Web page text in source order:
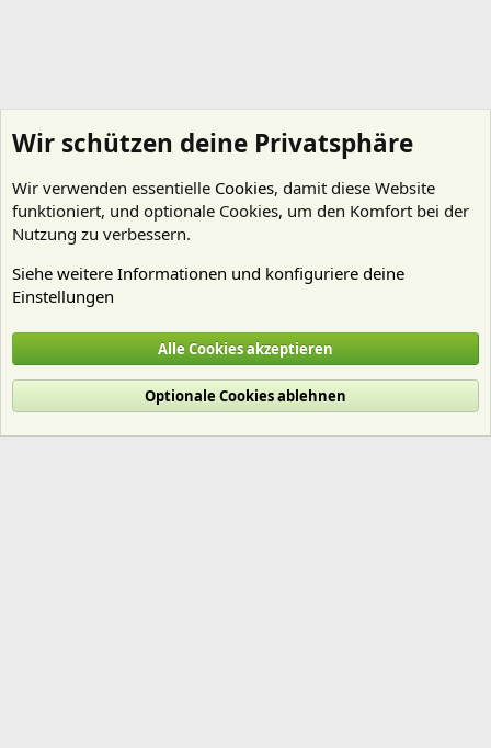
Cookies
Deutsch (Du)
Nutzungsbedingungen
Datenschutz Hilfe und Impressum
R
Wir schützen deine Privatsphäre
Wir verwenden essentielle Cookies, damit diese Website
funktioniert, und optionale Cookies, um den Komfort bei der
Nutzung zu verbessern.
Siehe weitere Informationen und konfiguriere deine
Einstellungen
Alle Cookies akzeptieren
Optionale Cookies ablehnen